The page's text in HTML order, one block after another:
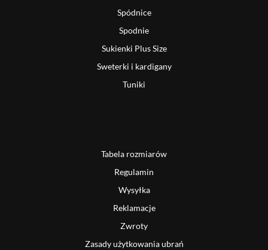
Spódnice
Spodnie
Sukienki Plus Size
Sweterki i kardigany
Tuniki
Tabela rozmiarów
Regulamin
Wysyłka
Reklamacje
Zwroty
Zasady użytkowania ubrań